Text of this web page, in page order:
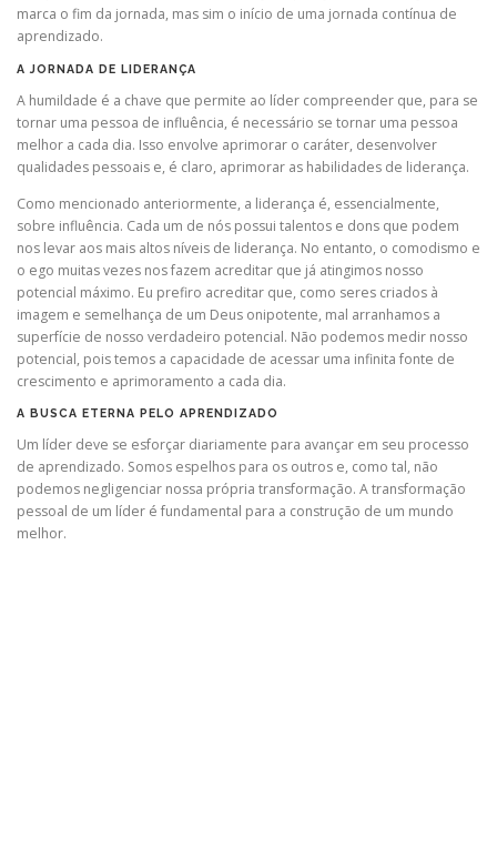
marca o fim da jornada, mas sim o início de uma jornada contínua de
aprendizado.
A JORNADA DE LIDERANÇA
A humildade é a chave que permite ao líder compreender que, para se
tornar uma pessoa de influência, é necessário se tornar uma pessoa
melhor a cada dia. Isso envolve aprimorar o caráter, desenvolver
qualidades pessoais e, é claro, aprimorar as habilidades de liderança.
Como mencionado anteriormente, a liderança é, essencialmente,
sobre influência. Cada um de nós possui talentos e dons que podem
nos levar aos mais altos níveis de liderança. No entanto, o comodismo e
o ego muitas vezes nos fazem acreditar que já atingimos nosso
potencial máximo. Eu prefiro acreditar que, como seres criados à
imagem e semelhança de um Deus onipotente, mal arranhamos a
superfície de nosso verdadeiro potencial. Não podemos medir nosso
potencial, pois temos a capacidade de acessar uma infinita fonte de
crescimento e aprimoramento a cada dia.
A BUSCA ETERNA PELO APRENDIZADO
Um líder deve se esforçar diariamente para avançar em seu processo
de aprendizado. Somos espelhos para os outros e, como tal, não
podemos negligenciar nossa própria transformação. A transformação
pessoal de um líder é fundamental para a construção de um mundo
melhor.